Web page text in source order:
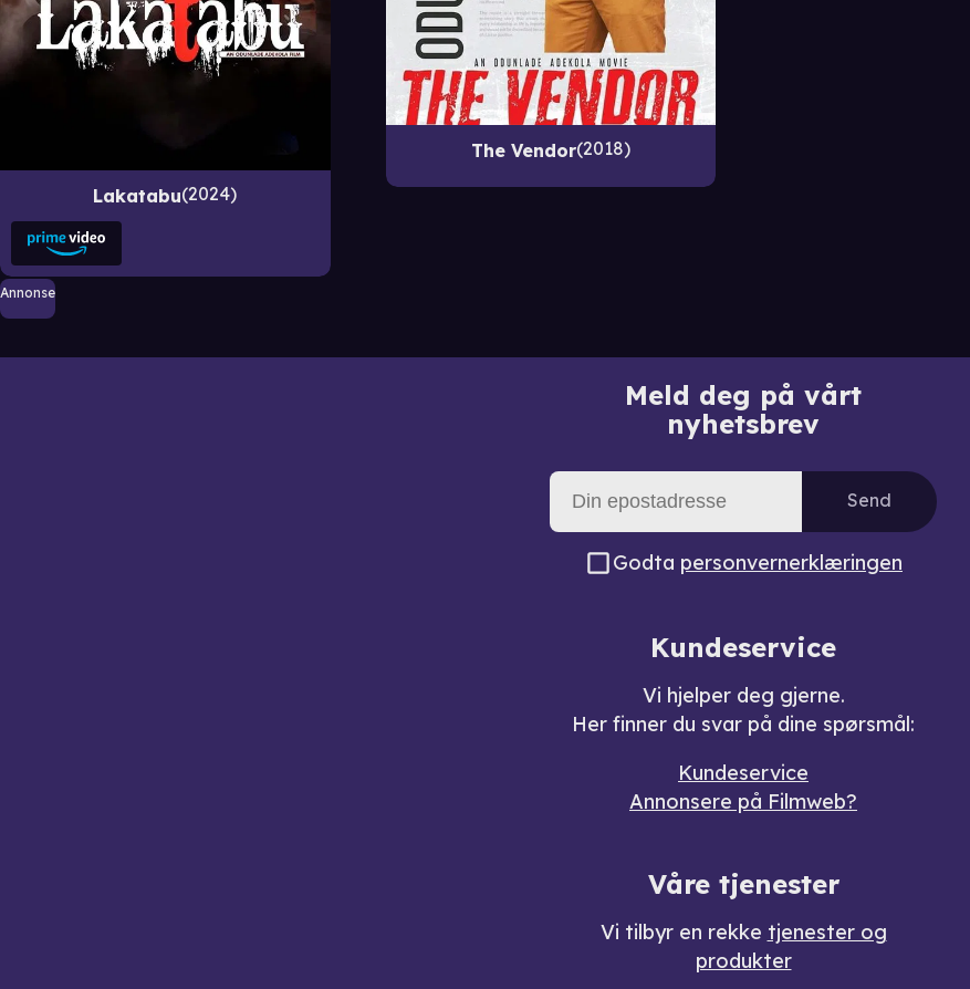
Lakatabu 2024
The Vendor 2018
Annonse
Meld deg på vårt
nyhetsbrev
Send
Godta personvernerklæringen
Kundeservice
Vi hjelper deg gjerne.
Her finner du svar på dine spørsmål:
Kundeservice
Annonsere på Filmweb?
Våre tjenester
Vi tilbyr en rekke tjenester og
produkter